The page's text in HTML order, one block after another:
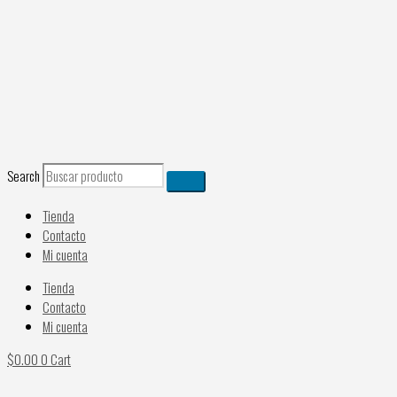
Search
Tienda
Contacto
Mi cuenta
Tienda
Contacto
Mi cuenta
$0.000Cart